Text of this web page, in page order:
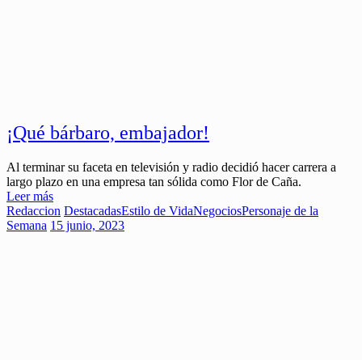
¡Qué bárbaro, embajador!
Al terminar su faceta en televisión y radio decidió hacer carrera a
largo plazo en una empresa tan sólida como Flor de Caña.
Leer más
Redaccion DestacadasEstilo de VidaNegociosPersonaje de la
Semana 15 junio, 2023